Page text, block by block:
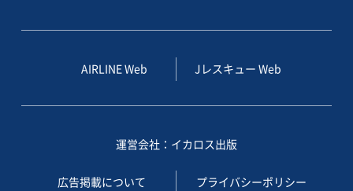
AIRLINE Web Jレスキュー Web
運営会社：イカロス出版
広告掲載について プライバシーポリシー